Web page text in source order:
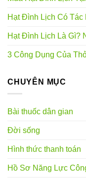
Hạt Đình Lịch Có Tác
Hạt Đình Lịch Là Gì?
3 Công Dụng Của
CHUYÊN MỤC
Bài thuốc dân gian
Đời sống
Hình thức thanh toán
Hồ Sơ Năng Lực